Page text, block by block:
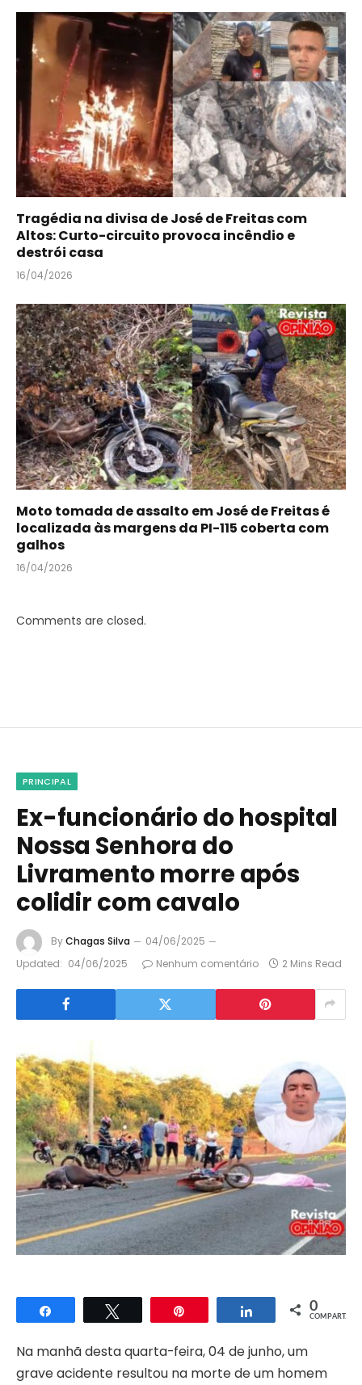
Tragédia na divisa de José de Freitas com
Altos: Curto-circuito provoca incêndio e
destrói casa
16/04/2026
Moto tomada de assalto em José de Freitas é
localizada às margens da PI-115 coberta com
galhos
16/04/2026
Comments are closed.
PRINCIPAL
Ex-funcionário do hospital
Nossa Senhora do
Livramento morre após
colidir com cavalo
ByChagas Silva
04/06/2025
Updated: 04/06/2025 Nenhum comentário 2 Mins Read
Compartilhar Compartilhar
0
COMPART.
Na manhã desta quarta-feira, 04 de junho, um
grave acidente resultou na morte de um homem